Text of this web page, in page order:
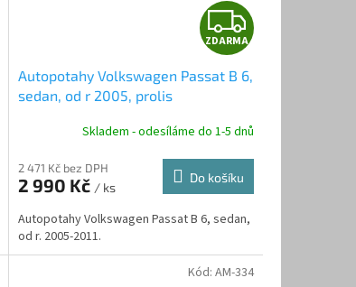
M
Z
D
R
A
ZDARMA
Autopotahy Volkswagen Passat B 6,
sedan, od r 2005, prolis
Skladem - odesíláme do 1-5 dnů
2 471 Kč bez DPH
2 990 Kč / ks
Do košíku
Autopotahy Volkswagen Passat B 6, sedan,
od r. 2005-2011.
Kód: AM-334